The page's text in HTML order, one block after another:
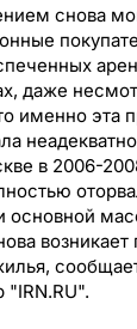
снова
даже
именно эта
в 2006-
основной
возникает
"IRN.RU".